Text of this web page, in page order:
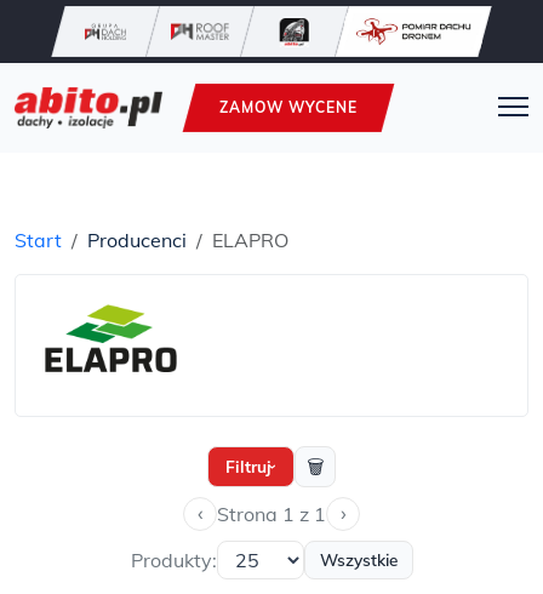
ZAMOW WYCENE
Start Producenci ELAPRO
Filtruj› 🗑
‹ Strona 1 z 1 ›
Produkty: Wszystkie